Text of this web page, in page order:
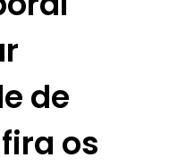
de
os